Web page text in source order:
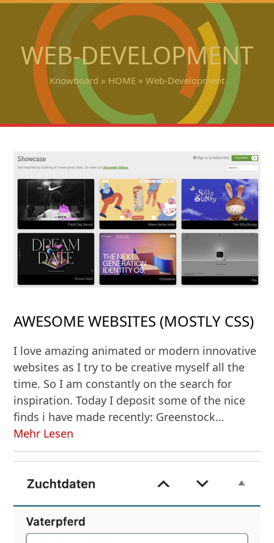
Skip
content
Open
mobile
menu
Close
mobile
menu
WEB-DEVELOPMENT
Knowboard » HOME » Web-Development
AWESOME WEBSITES (MOSTLY CSS)
I love amazing animated or modern innovative
websites as I try to be creative myself all the
time. So I am constantly on the search for
inspiration. Today I deposit some of the nice
finds i have made recently: Greenstock…
Mehr Lesen